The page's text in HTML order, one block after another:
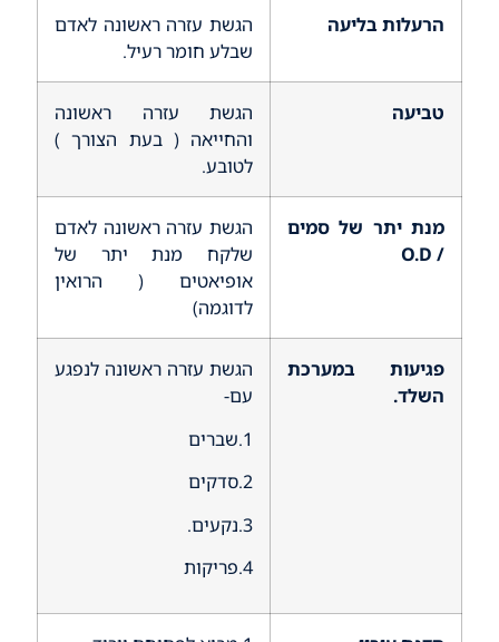
הרעלות בליעה
הגשת עזרה ראשונה לאדם
שבלע חומר רעיל.
טביעה
הגשת עזרה ראשונה
והחייאה ( בעת הצורך )
לטובע.
מנת יתר של סמים
/
O.D
הגשת עזרה ראשונה לאדם
שלקח מנת יתר של
אופיאטים ( הרואין
לדוגמה)
פגיעות במערכת
השלד.
הגשת עזרה ראשונה לנפגע
עם-
1.שברים
2.סדקים
3.נקעים.
4.פריקות